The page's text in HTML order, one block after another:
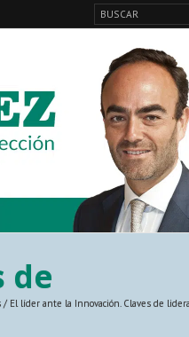
de
/ El líder ante la Innovación. Claves de